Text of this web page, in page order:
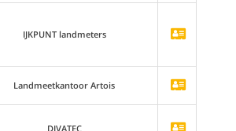
IJKPUNT landmeters
Landmeetkantoor Artois
DIVATEC